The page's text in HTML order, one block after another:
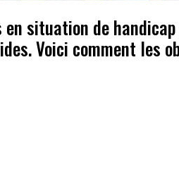
en situation de
Voici comment les